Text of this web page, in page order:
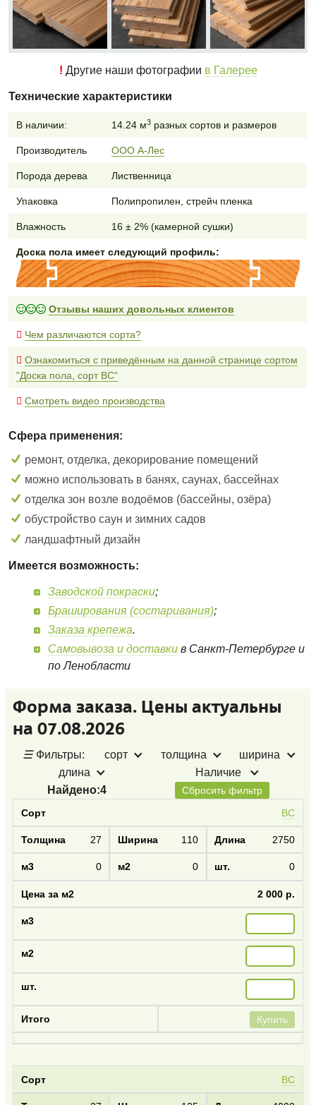
! Другие наши фотографии в Галерее
Технические характеристики
В наличии: 14.24 м3разных сортов и размеров
Производитель ООО А-Лес
Порода дерева Лиственница
Упаковка Полипропилен, стрейч пленка
Влажность 16 ± 2% (камерной сушки)
Доска пола имеет следующий профиль:
Отзывы наших довольных клиентов
Чем различаются сорта?
Ознакомиться с приведённым на данной странице сортом
"Доска пола, сорт BC"
Смотреть видео производства
Сфера применения:
ремонт, отделка, декорирование помещений
можно использовать в банях, саунах, бассейнах
отделка зон возле водоёмов (бассейны, озёра)
обустройство саун и зимних садов
ландшафтный дизайн
Имеется возможность:
Заводской покраски;
Браширования (состаривания);
Заказа крепежа.
Самовывоза и доставки в Санкт-Петербурге и
по Ленобласти
Форма заказа. Цены актуальны
на 07.08.2026
☰ Фильтры: сорт толщина
ширина
длина
Наличие
Найдено:4
Сбросить фильтр
BC
27 110 2750
0 0 0
2 000 р.
Купить
BC